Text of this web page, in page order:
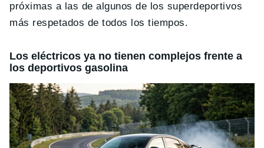
próximas a las de algunos de los superdeportivos
más respetados de todos los tiempos.
Los eléctricos ya no tienen complejos frente a
los deportivos gasolina